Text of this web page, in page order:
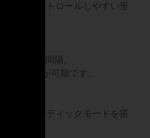
わせコントロールしやすい形
高0.9秒間隔。
手入れが可能です。
オートマティックモードを搭